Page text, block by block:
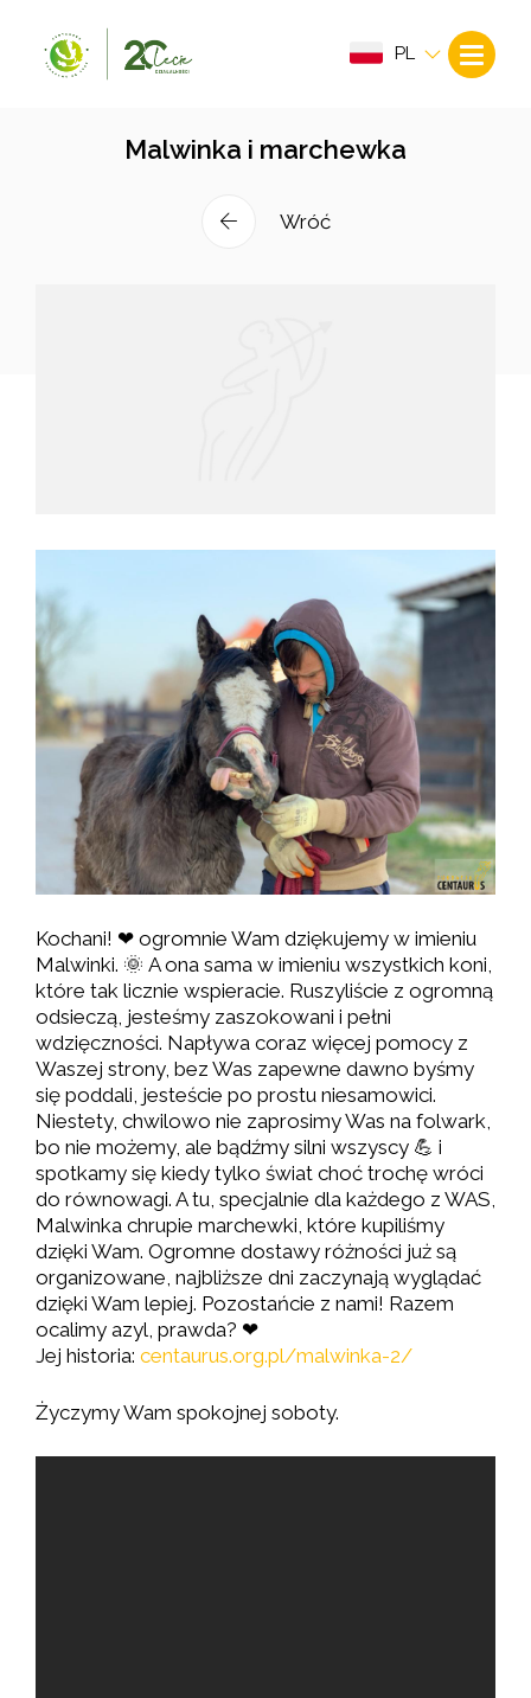
PL
Malwinka i marchewka
Wróć
Kochani! ❤ ogromnie Wam dziękujemy w imieniu
Malwinki. 🌞 A ona sama w imieniu wszystkich koni,
które tak licznie wspieracie. Ruszyliście z ogromną
odsieczą, jesteśmy zaszokowani i pełni
wdzięczności. Napływa coraz więcej pomocy z
Waszej strony, bez Was zapewne dawno byśmy
się poddali, jesteście po prostu niesamowici.
Niestety, chwilowo nie zaprosimy Was na folwark,
bo nie możemy, ale bądźmy silni wszyscy 💪 i
spotkamy się kiedy tylko świat choć trochę wróci
do równowagi. A tu, specjalnie dla każdego z WAS,
Malwinka chrupie marchewki, które kupiliśmy
dzięki Wam. Ogromne dostawy różności już są
organizowane, najbliższe dni zaczynają wyglądać
dzięki Wam lepiej. Pozostańcie z nami! Razem
ocalimy azyl, prawda? ❤
Jej historia: centaurus.org.pl/malwinka-2/
Życzymy Wam spokojnej soboty.